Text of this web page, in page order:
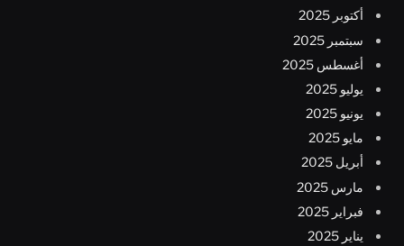
أكتوبر 2025
سبتمبر 2025
أغسطس 2025
يوليو 2025
يونيو 2025
مايو 2025
أبريل 2025
مارس 2025
فبراير 2025
يناير 2025